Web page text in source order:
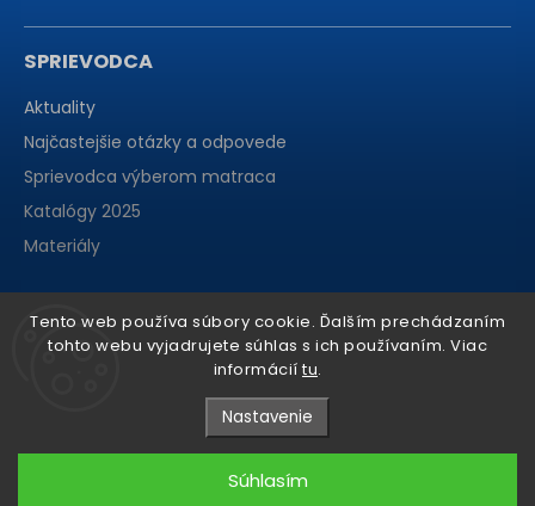
Tento web používa súbory cookie. Ďalším prechádzaním
tohto webu vyjadrujete súhlas s ich používaním. Viac
informácií tu.
Nastavenie
Súhlasím
SPRIEVODCA
Aktuality
Najčastejšie otázky a odpovede
Sprievodca výberom matraca
Katalógy 2025
Materiály